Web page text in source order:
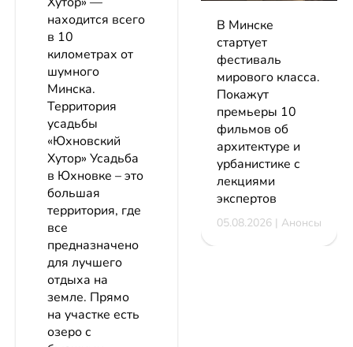
находится всего
в 10
километрах от
шумного
Минска.
Территория
усадьбы
«Юхновский
Хутор» Усадьба
в Юхновке – это
большая
территория, где
все
предназначено
для лучшего
отдыха на
земле. Прямо
на участке есть
озеро с
В Минске
стартует
фестиваль
мирового класса.
Покажут
премьеры 10
фильмов об
архитектуре и
урбанистике с
лекциями
экспертов
05.08.2026 | Анонсы